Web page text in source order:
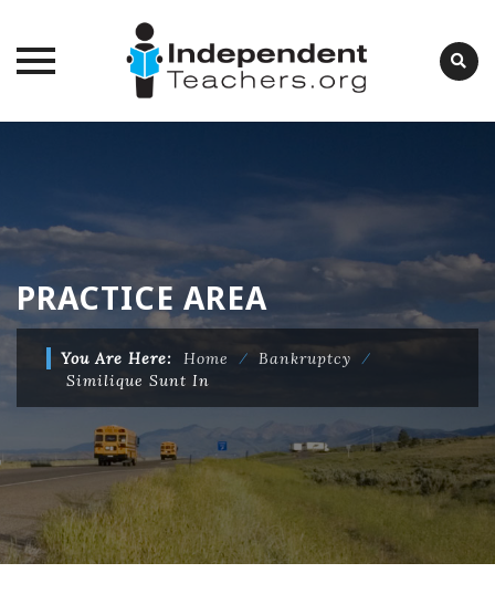
PRACTICE AREA
You Are Here: Home ⁄ Bankruptcy ⁄
Similique Sunt In